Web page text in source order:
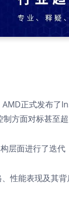
正式发布了
方面对标甚至
层面进行了迭
性能表现及其